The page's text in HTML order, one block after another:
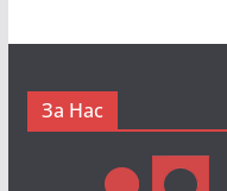
За Нас